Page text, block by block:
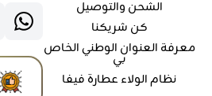
الشحن والتوصيل
كن شريكنا
معرفة العنوان الوطني الخاص
بي
نظام الولاء عطارة فيفا